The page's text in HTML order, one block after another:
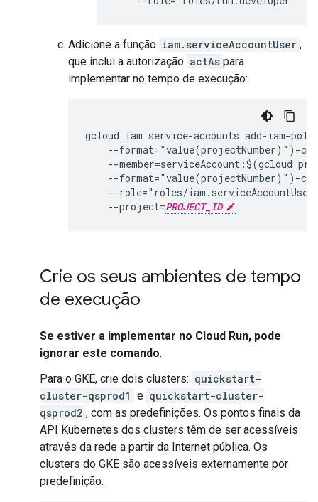
Adicione a função iam.serviceAccountUser ,
que inclui a autorização actAs para
implementar no tempo de execução:
gcloud iam service-accounts add-iam-
--format="value(projectNumber)")-
--member=serviceAccount:$(gcloud
--format="value(projectNumber)")-
--role="roles/
    --project=
PROJECT_ID
Crie os seus ambientes de tempo
de execução
Se estiver a implementar no Cloud Run, pode
ignorar este comando.
Para o GKE, crie dois clusters: quickstart-
cluster-qsprod1 e quickstart-cluster-
qsprod2 , com as predefinições. Os pontos finais da
API Kubernetes dos clusters têm de ser acessíveis
através da rede a partir da Internet pública. Os
clusters do GKE são acessíveis externamente por
predefinição.